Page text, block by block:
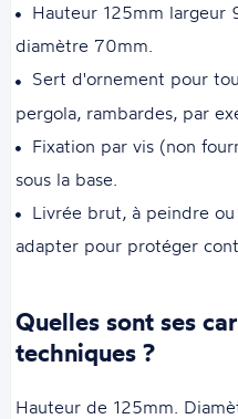
Hauteur 125mm largeur
diamètre 70mm.
Sert d'ornement pour
pergola, rambardes, par
Fixation par vis (non
sous la base.
Livrée brut, à peindre
adapter pour protéger
Quelles sont ses
techniques ?
Hauteur de 125mm.